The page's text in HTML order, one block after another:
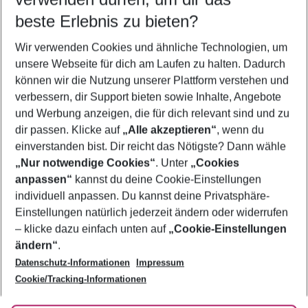
5-8 Nächte
2 Erwachsene Keine Kinder
Mehr Filter anzeigen
Footer
Footer navigation
Über uns
AGB
Bestpreisgarantie
Cookie-Einstellungen ändern
Cookie-Richtlinie
Agenturbetreuung
Barrierefreies Reisen
Folge uns
beste Erlebnis zu bieten?
Wir verwenden Cookies und ähnliche Technologien, um
unsere Webseite für dich am Laufen zu halten. Dadurch
können wir die Nutzung unserer Plattform verstehen und
verbessern, dir Support bieten sowie Inhalte, Angebote
und Werbung anzeigen, die für dich relevant sind und zu
dir passen. Klicke auf „Alle akzeptieren“, wenn du
einverstanden bist. Dir reicht das Nötigste? Dann wähle
„Nur notwendige Cookies“. Unter „Cookies
anpassen“ kannst du deine Cookie-Einstellungen
individuell anpassen. Du kannst deine Privatsphäre-
Einstellungen natürlich jederzeit ändern oder widerrufen
– klicke dazu einfach unten auf „Cookie-Einstellungen
ändern“.
Datenschutz-Informationen
Impressum
Cookie/Tracking-Informationen